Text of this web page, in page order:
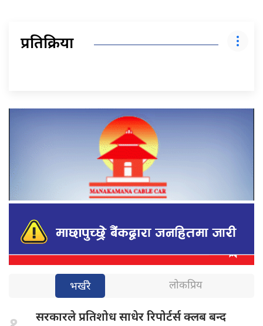
प्रतिक्रिया
भर्खरै लोकप्रिय
सरकारले प्रतिशोधसाधेर रिपोर्टर्स क्लब बन्द